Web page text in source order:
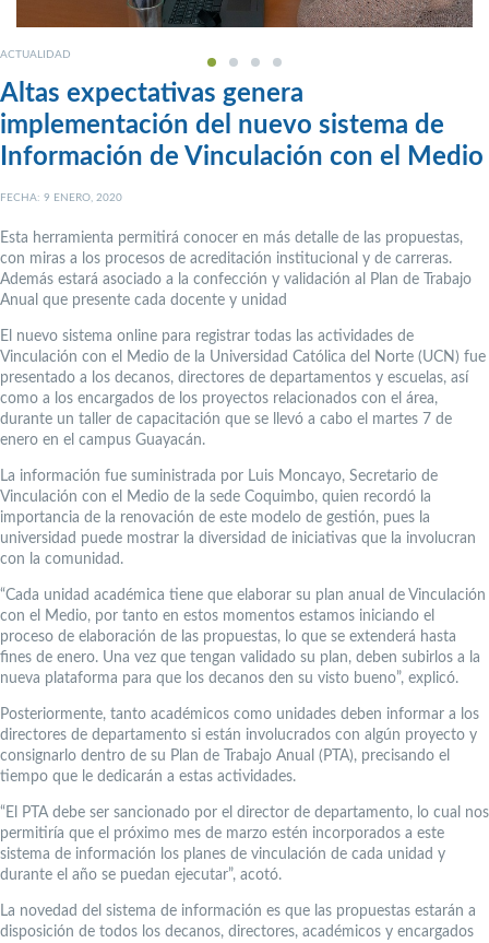
ACTUALIDAD
Altas expectativas genera
implementación del nuevo sistema de
Información de Vinculación con el Medio
FECHA: 9 ENERO, 2020
Esta herramienta permitirá conocer en más detalle de las propuestas,
con miras a los procesos de acreditación institucional y de carreras.
Además estará asociado a la confección y validación al Plan de Trabajo
Anual que presente cada docente y unidad
El nuevo sistema online para registrar todas las actividades de
Vinculación con el Medio de la Universidad Católica del Norte (UCN) fue
presentado a los decanos, directores de departamentos y escuelas, así
como a los encargados de los proyectos relacionados con el área,
durante un taller de capacitación que se llevó a cabo el martes 7 de
enero en el campus Guayacán.
La información fue suministrada por Luis Moncayo, Secretario de
Vinculación con el Medio de la sede Coquimbo, quien recordó la
importancia de la renovación de este modelo de gestión, pues la
universidad puede mostrar la diversidad de iniciativas que la involucran
con la comunidad.
“Cada unidad académica tiene que elaborar su plan anual de Vinculación
con el Medio, por tanto en estos momentos estamos iniciando el
proceso de elaboración de las propuestas, lo que se extenderá hasta
fines de enero. Una vez que tengan validado su plan, deben subirlos a la
nueva plataforma para que los decanos den su visto bueno”, explicó.
Posteriormente, tanto académicos como unidades deben informar a los
directores de departamento si están involucrados con algún proyecto y
consignarlo dentro de su Plan de Trabajo Anual (PTA), precisando el
tiempo que le dedicarán a estas actividades.
“El PTA debe ser sancionado por el director de departamento, lo cual nos
permitiría que el próximo mes de marzo estén incorporados a este
sistema de información los planes de vinculación de cada unidad y
durante el año se puedan ejecutar”, acotó.
La novedad del sistema de información es que las propuestas estarán a
disposición de todos los decanos, directores, académicos y encargados